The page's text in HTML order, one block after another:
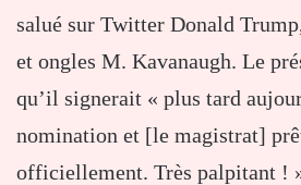
salué sur Twitter Donald
et ongles M. Kavanaugh. Le
qu’il signerait « plus tard
nomination et [le magistrat]
officiellement. Très palpitant !